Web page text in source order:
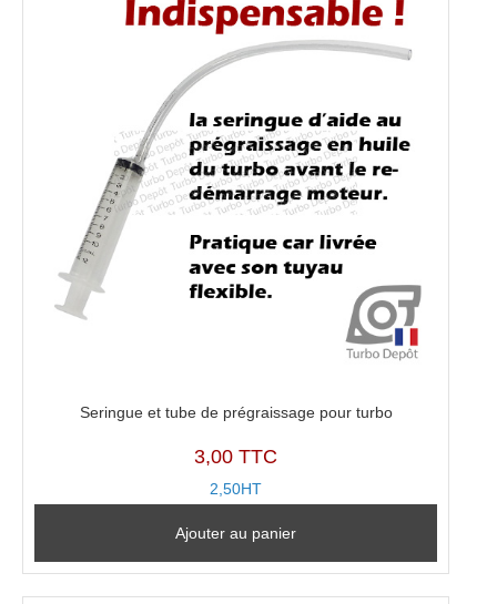
Seringue et tube de prégraissage pour turbo
3,00 TTC
2,50HT
Ajouter au panier